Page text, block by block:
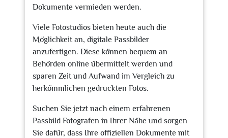
Dokumente vermieden werden.
Viele Fotostudios bieten heute auch die
Möglichkeit an, digitale Passbilder
anzufertigen. Diese können bequem an
Behörden online übermittelt werden und
sparen Zeit und Aufwand im Vergleich zu
herkömmlichen gedruckten Fotos.
Suchen Sie jetzt nach einem erfahrenen
Passbild Fotografen in Ihrer Nähe und sorgen
Sie dafür, dass Ihre offiziellen Dokumente mit